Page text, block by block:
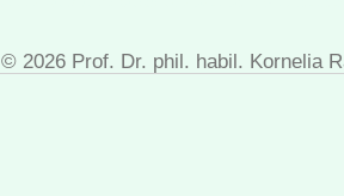
© 2026 Prof. Dr. phil. habil. Kornelia